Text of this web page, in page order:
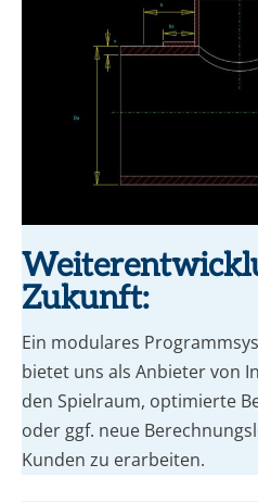
Zukunft:
Ein modulares
bietet uns als Anbieter von
den Spielraum, optimierte
oder ggf. neue
Kunden zu erarbeiten.